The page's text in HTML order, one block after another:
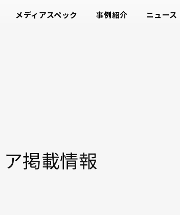
メディアスペック 事例紹介 ニュース
掲載情報